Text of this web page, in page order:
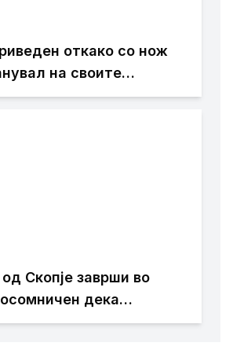
откако со нож
на своите
не му дале пари
Скопје заврши во
дека
од сообраќајни